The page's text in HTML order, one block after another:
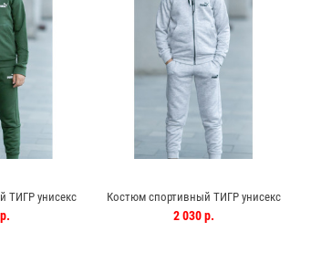
ТИГР унисекс
Костюм спортивный ТИГР унисекс
(серый)
2 030 р.